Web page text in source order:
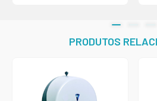
PRODUTOS